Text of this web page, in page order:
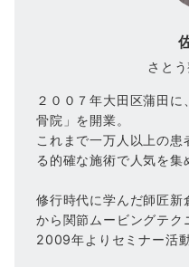
さと
２００７年大田区蒲田
骨院」を開業。
これまで一万人以上の
る的確な施術で人気を集
修行時代に学んだ師匠新
から関節ムービングテク
2009年よりセミナー活